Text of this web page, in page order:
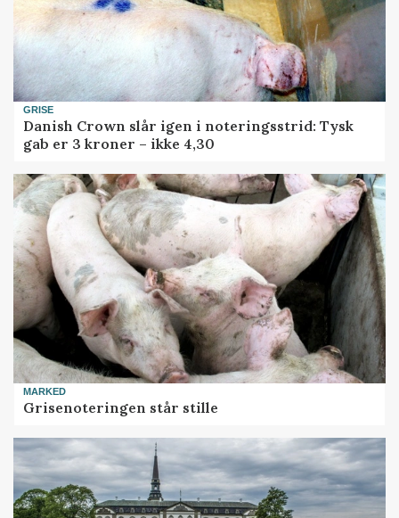
GRISE
Danish Crown slår igen i noteringsstrid: Tysk
gab er 3 kroner – ikke 4,30
MARKED
Grisenoteringen står stille